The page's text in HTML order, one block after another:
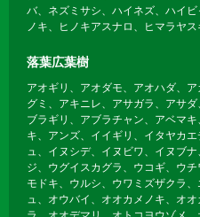
バ、ネズミサシ、ハイネズ、ハイ
ノキ、ヒノキアスナロ、ヒマラヤ
落葉広葉樹
アオギリ、アオダモ、アオハダ、
グミ、アキニレ、アサガラ、アサ
ブラギリ、アブラチャン、アベマ
キ、アンズ、イイギリ、イタヤカ
ュ、イヌシデ、イヌビワ、イヌブ
ジ、ウグイスカグラ、ウコギ、ウ
モドキ、ウルシ、ウワミズザクラ
ュ、オウバイ、オオカメノキ、オ